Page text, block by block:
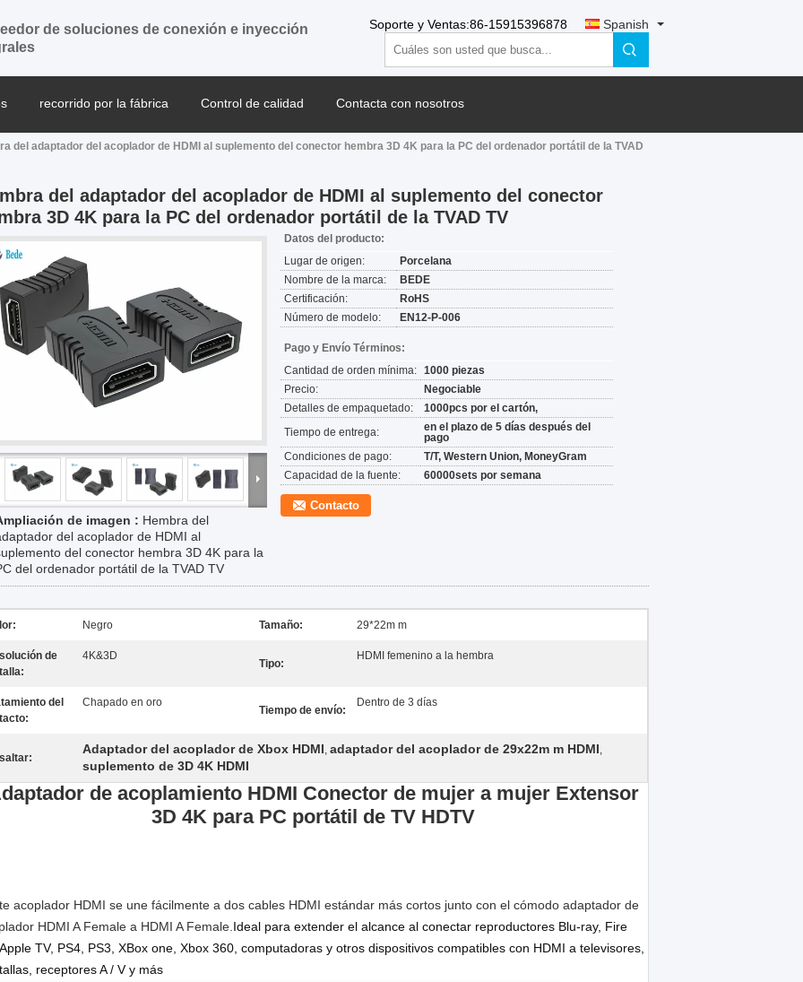
de soluciones de conexión e inyección
Soporte y Ventas:86-15915396878 Spanish
recorrido por la fábrica Control de calidad Contacta con nosotros
del adaptador del acoplador de HDMI al suplemento del conector hembra 3D 4K para la PC del ordenador portátil de la TVAD
del adaptador del acoplador de HDMI al suplemento del conector
3D 4K para la PC del ordenador portátil de la TVAD TV
de imagen : Hembra del
del acoplador de HDMI al
del conector hembra 3D 4K para la
del ordenador portátil de la TVAD TV
Datos del producto:
Lugar de origen:
Porcelana
Nombre de la marca:
BEDE
Certificación:
RoHS
Número de modelo:
EN12-P-006
Pago y Envío Términos:
Cantidad de orden mínima: 1000 piezas
Precio:
Negociable
Detalles de empaquetado:
1000pcs por el cartón,
Tiempo de entrega:
en el plazo de 5 días después del
pago
Condiciones de pago:
T/T, Western Union, MoneyGram
Capacidad de la fuente:
60000sets por semana
Contacto
Negro Tamaño: 29*22m m
de
4K&3D
Tipo:
HDMI femenino a la hembra
del
Chapado en oro
Tiempo de envío:
Dentro de 3 días
Adaptador del acoplador de Xbox HDMI, adaptador del acoplador de 29x22m m HDMI,
suplemento de 3D 4K HDMI
de acoplamiento HDMI Conector de mujer a mujer Extensor
3D 4K para PC portátil de TV HDTV
acoplador HDMI se une fácilmente a dos cables HDMI estándar más cortos junto con el cómodo adaptador de
HDMI A Female a HDMI A Female.Ideal para extender el alcance al conectar reproductores Blu-ray, Fire
TV, PS4, PS3, XBox one, Xbox 360, computadoras y otros dispositivos compatibles con HDMI a televisores,
receptores A / V y más